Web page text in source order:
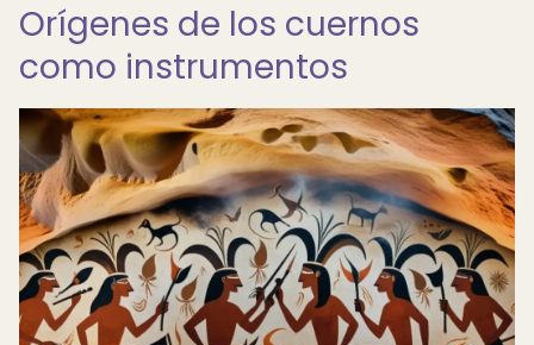
Orígenes de los cuernos
como instrumentos